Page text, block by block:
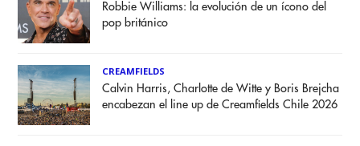
Robbie Williams: la evolución de un ícono del
pop británico
CREAMFIELDS
Calvin Harris, Charlotte de Witte y Boris Brejcha
encabezan el line up de Creamfields Chile 2026